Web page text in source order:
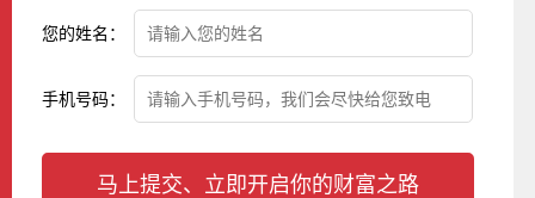
您的姓名：
手机号码：
马上提交、立即开启你的财富之路